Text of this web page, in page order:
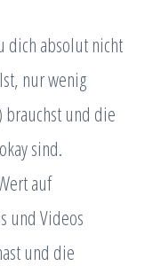
dich absolut nicht
nur wenig
brauchst und die
sind.
auf
und Videos
und die